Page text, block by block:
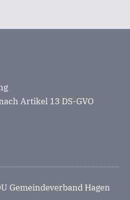
Artikel 13 DS-GVO
Gemeindeverband Hagen